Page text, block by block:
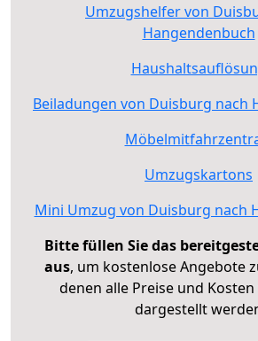
Umzugshelfer von
Hangendenbuch
Beiladungen von Duisburg nach
Umzugskartons
Mini Umzug von Duisburg nach
Bitte füllen Sie das
aus, um kostenlose Angebote
denen alle Preise und
dargestellt